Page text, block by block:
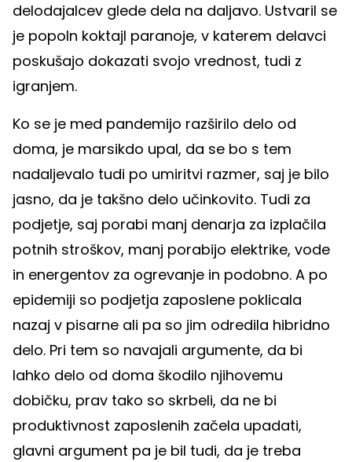
delodajalcev glede dela na daljavo. Ustvaril se
je popoln koktajl paranoje, v katerem delavci
poskušajo dokazati svojo vrednost, tudi z
igranjem.
Ko se je med pandemijo razširilo delo od
doma, je marsikdo upal, da se bo s tem
nadaljevalo tudi po umiritvi razmer, saj je bilo
jasno, da je takšno delo učinkovito. Tudi za
podjetje, saj porabi manj denarja za izplačila
potnih stroškov, manj porabijo elektrike, vode
in energentov za ogrevanje in podobno. A po
epidemiji so podjetja zaposlene poklicala
nazaj v pisarne ali pa so jim odredila hibridno
delo. Pri tem so navajali argumente, da bi
lahko delo od doma škodilo njihovemu
dobičku, prav tako so skrbeli, da ne bi
produktivnost zaposlenih začela upadati,
glavni argument pa je bil tudi, da je treba